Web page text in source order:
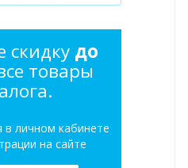
скидку до
товары
в личном кабинете
на сайте